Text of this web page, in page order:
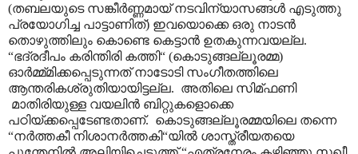
(തബലയുടെ സങ്കീർണ്ണമായ് നടവിന്യാസങ്ങൾ എടുത്തു
പ്രയോഗിച്ച പാട്ടാണിത്) ഇവയൊക്കെ ഒരു നാടൻ
തൊഴുത്തിലും കൊണ്ടെ കെട്ടാൻ ഉതകുന്നവയല്ല.
“ഭദ്രദീപം കരിന്തിരി കത്തി“ (കൊടുങ്ങല്ലൂരമ്മ)
ഓർമ്മ്മിക്കപ്പെടുന്നത് നാടോടി സംഗീതത്തിലെ
ആന്തരികശ്രുതിയായിട്ടല്ല. അതിലെ സിമ്ഫണി
മാതിരിയുള്ള വയലിൻ ബിറ്റുകളൊക്കെ
പഠിയ്ക്കപ്പെടേണ്ടതാണ്. കൊടുങ്ങല്ലൂരമ്മയിലെ തന്നെ
“നർത്തകീ നിശാനർത്തകി“യിൽ ശാസ്ത്രീയതയെ